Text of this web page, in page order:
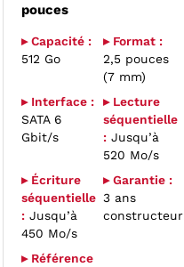
pouces
▸ Capacité :
512 Go
▸ Format :
2,5 pouces
(7 mm)
▸ Interface :
SATA 6
Gbit/s
▸ Lecture
séquentielle
:Jusqu’à
520 Mo/s
▸ Écriture
séquentielle
:Jusqu’à
450 Mo/s
▸ Garantie :
3 ans
constructeur
▸ Référence